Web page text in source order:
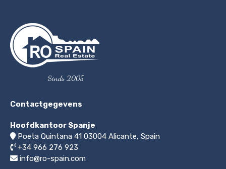
Sinds 2005
Contactgegevens
Hoofdkantoor Spanje
Poeta Quintana 41 03004 Alicante, Spain
+34 966 276 923
info@ro-spain.com